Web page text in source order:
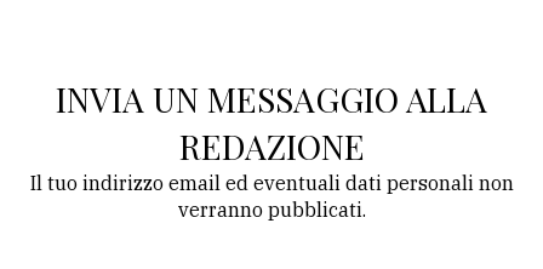
INVIA UN MESSAGGIO ALLA
REDAZIONE
Il tuo indirizzo email ed eventuali dati personali non
verranno pubblicati.